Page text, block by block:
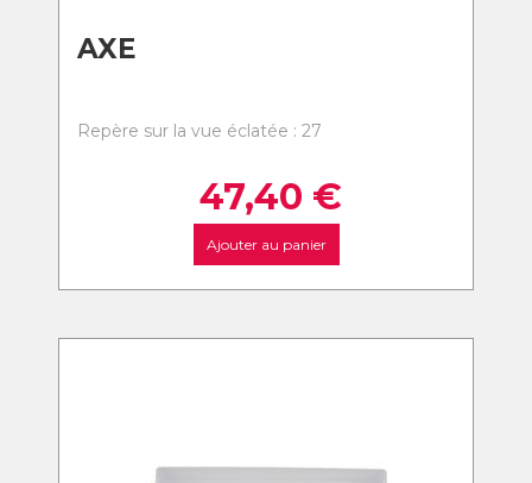
AXE
Repère sur la vue éclatée : 27
47,40 €
Ajouter au panier